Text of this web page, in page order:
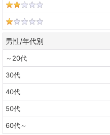
男性/年代別
～20代
30代
40代
50代
60代～